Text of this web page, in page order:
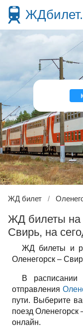
ЖД билет
ЖД билеты на
Свирь, на
ЖД билеты и
Оленегорск –
В расписании
отправления
пути. Выберите
поезд Оленегорск
онлайн.